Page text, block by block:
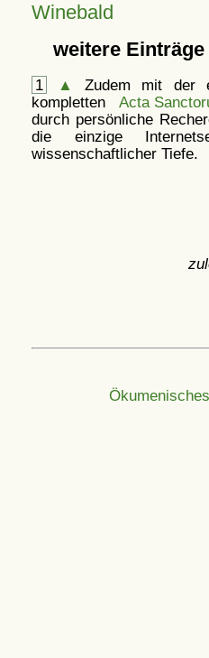
Winebald
weitere Einträge
1 ▲
Zudem mit der
kompletten Acta
durch persönliche
die einzige
wissenschaftlicher Tiefe.